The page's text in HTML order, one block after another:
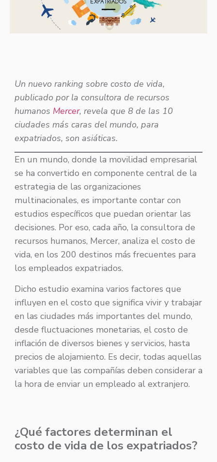
Un nuevo ranking sobre costo de vida,
publicado por la consultora de recursos
humanos Mercer, revela que 8 de las 10
ciudades más caras del mundo, para
expatriados, son asiáticas.
En un mundo, donde la movilidad empresarial
se ha convertido en componente central de la
estrategia de las organizaciones
multinacionales, es importante contar con
estudios específicos que puedan orientar las
decisiones. Por eso, cada año, la consultora de
recursos humanos, Mercer, analiza el costo de
vida, en los 200 destinos más frecuentes para
los empleados expatriados.
Dicho estudio examina varios factores que
influyen en el costo que significa vivir y trabajar
en las ciudades más importantes del mundo,
desde fluctuaciones monetarias, el costo de
inflación de diversos bienes y servicios, hasta
precios de alojamiento. Es decir, todas aquellas
variables que las compañías deben considerar a
la hora de enviar un empleado al extranjero.
¿Qué factores determinan el
costo de vida de los expatriados?